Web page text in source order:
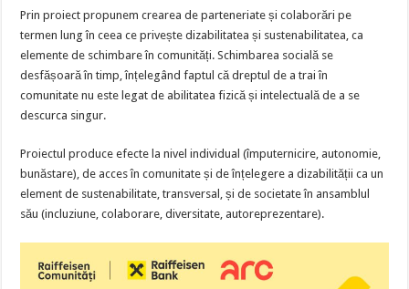
Prin proiect propunem crearea de parteneriate și colaborări pe
termen lung în ceea ce privește dizabilitatea și sustenabilitatea, ca
elemente de schimbare în comunități. Schimbarea socială se
desfășoară în timp, înțelegând faptul că dreptul de a trai în
comunitate nu este legat de abilitatea fizică și intelectuală de a se
descurca singur.
Proiectul produce efecte la nivel individual (împuternicire, autonomie,
bunăstare), de acces în comunitate și de înțelegere a dizabilității ca un
element de sustenabilitate, transversal, și de societate în ansamblul
său (incluziune, colaborare, diversitate, autoreprezentare).